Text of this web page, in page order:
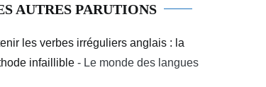
AUTRES PARUTIONS
les verbes irréguliers anglais : la
infaillible - Le monde des langues